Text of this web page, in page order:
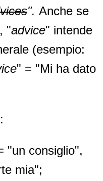
". Anche se
"advice" intende
(esempio:
" = "Mi ha dato
"un consiglio",
mia";